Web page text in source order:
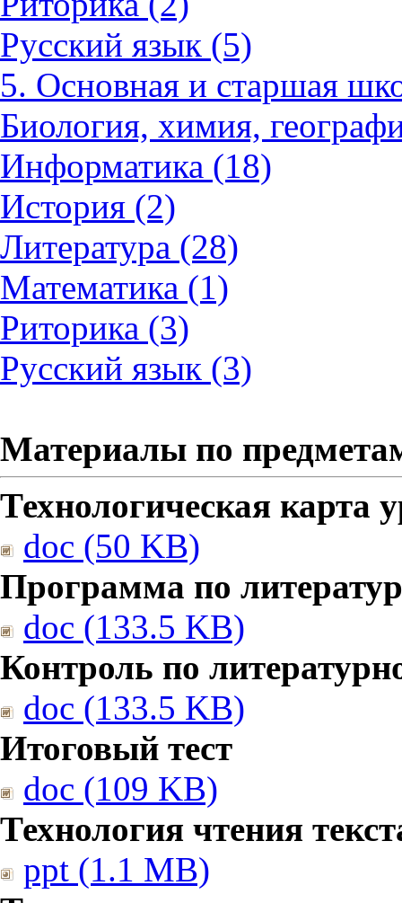
Русский язык (5)
5. Основная и старшая
Биология, химия,
Информатика (18)
История (2)
Литература (28)
Математика (1)
Риторика (3)
Русский язык (3)
Материалы по
Технологическая карта
doc (50 KB)
Программа по
doc (133.5 KB)
Контроль по
doc (133.5 KB)
Итоговый тест
doc (109 KB)
Технология чтения
ppt (1.1 MB)